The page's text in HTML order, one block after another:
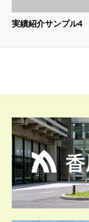
実績紹介サンプル4